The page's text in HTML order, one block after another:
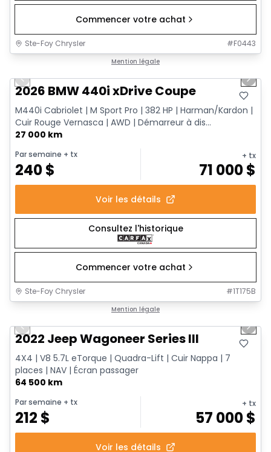
Commencer votre achat
Ste-Foy Chrysler #F0443
Mention légale
Previous slide Next
2026 BMW 440i xDrive Coupe
M440i Cabriolet | M Sport Pro | 382 HP | Harman/Kardon |
Cuir Rouge Vernasca | AWD | Démarreur à dis...
27 000 km
Par semaine + tx
240$
+ tx
71 000$
Voir les détails
Consultez l'historique
Commencer votre achat
Ste-Foy Chrysler #1T175B
Mention légale
Previous slide Next
2022 Jeep Wagoneer Series III
4X4 | V8 5.7L eTorque | Quadra-Lift | Cuir Nappa | 7
places | NAV | Écran passager
64 500 km
Par semaine + tx
212 $
+ tx
57 000$
Voir les détails